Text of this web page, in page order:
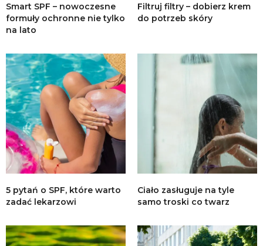
Smart SPF – nowoczesne
formuły ochronne nie tylko
na lato
Filtruj filtry – dobierz krem
do potrzeb skóry
5 pytań o SPF, które warto
zadać lekarzowi
Ciało zasługuje na tyle
samo troski co twarz